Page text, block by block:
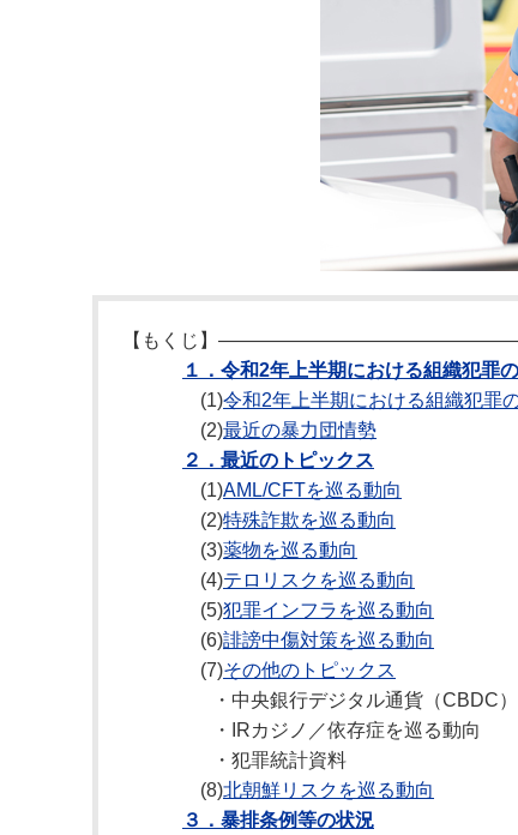
【もくじ】
１．令和2年上半期における組織犯罪
(1)令和2年上半期における組織犯罪
(2)最近の暴力団情勢
２．最近のトピックス
(1)AML/CFTを巡る動向
(2)特殊詐欺を巡る動向
(3)薬物を巡る動向
(4)テロリスクを巡る動向
(5)犯罪インフラを巡る動向
(6)誹謗中傷対策を巡る動向
(7)その他のトピックス
・中央銀行デジタル通貨（CBDC
・IRカジノ／依存症を巡る動向
・犯罪統計資料
(8)北朝鮮リスクを巡る動向
３．暴排条例等の状況